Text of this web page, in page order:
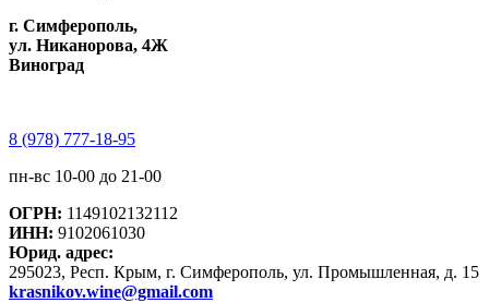
г. Симферополь,
ул. Никанорова, 4Ж
Виноград
8 (978) 777-18-95
пн-вс 10-00 до 21-00
ОГРН: 1149102132112
ИНН: 9102061030
Юрид. адрес:
295023, Респ. Крым, г. Симферополь, ул. Промышленная, д. 15
krasnikov.wine@gmail.com